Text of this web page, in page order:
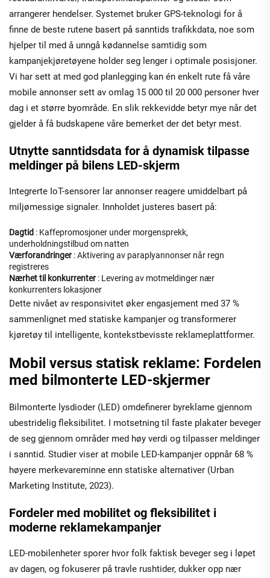
arrangerer hendelser. Systemet bruker GPS-teknologi for å
finne de beste rutene basert på sanntids trafikkdata, noe som
hjelper til med å unngå kødannelse samtidig som
kampanjekjøretøyene holder seg lenger i optimale posisjoner.
Vi har sett at med god planlegging kan én enkelt rute få våre
mobile annonser sett av omlag 15 000 til 20 000 personer hver
dag i et større byområde. En slik rekkevidde betyr mye når det
gjelder å få budskapene våre bemerket der det betyr mest.
Utnytte sanntidsdata for å dynamisk tilpasse
meldinger på bilens LED-skjerm
Integrerte IoT-sensorer lar annonser reagere umiddelbart på
miljømessige signaler. Innholdet justeres basert på:
Dagtid : Kaffepromosjoner under morgensprekk,
underholdningstilbud om natten
Værforandringer : Aktivering av paraplyannonser når regn
registreres
Nærhet til konkurrenter : Levering av motmeldinger nær
konkurrenters lokasjoner
Dette nivået av responsivitet øker engasjement med 37 %
sammenlignet med statiske kampanjer og transformerer
kjøretøy til intelligente, kontekstbevisste reklameplattformer.
Mobil versus statisk reklame: Fordelen
med bilmonterte LED-skjermer
Bilmonterte lysdioder (LED) omdefinerer byreklame gjennom
ubestridelig fleksibilitet. I motsetning til faste plakater beveger
de seg gjennom områder med høy verdi og tilpasser meldinger
i sanntid. Studier viser at mobile LED-kampanjer oppnår 68 %
høyere merkevareminne enn statiske alternativer (Urban
Marketing Institute, 2023).
Fordeler med mobilitet og fleksibilitet i
moderne reklamekampanjer
LED-mobilenheter sporer hvor folk faktisk beveger seg i løpet
av dagen, og fokuserer på travle rushtider, dukker opp nær